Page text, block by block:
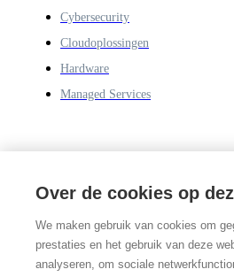
Over de cookies op
We maken gebruik van cookies om
prestaties en het gebruik van deze
analyseren, om sociale
Cybersecurity
Cloudoplossingen
Hardware
Managed Services
Over ons
Onze werkwijze
Blog